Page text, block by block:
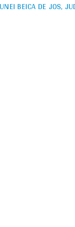
BEICA DE JOS,